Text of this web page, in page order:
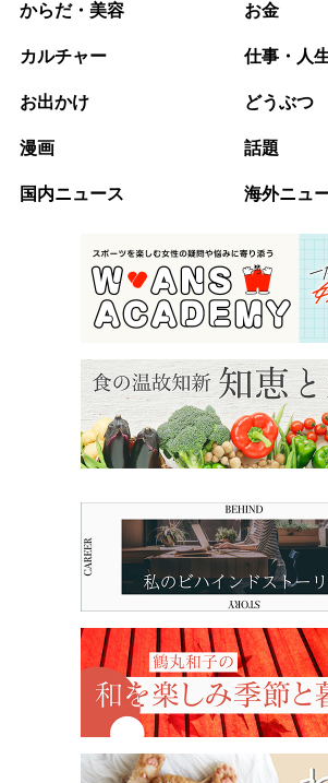
からだ・美容 お金
カルチャー 仕事・人
お出かけ どうぶつ
漫画 話題
国内ニュース 海外ニュ